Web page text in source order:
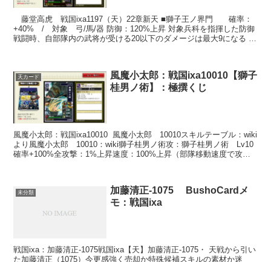
藤堂高虎 戦国ixa1197（天）22章新天 ■獅子王ノ界門 確率：
+40% / 対象 弓/馬/器 防御：120%上昇 対象兵科を指揮した防御
戦闘時、自部隊内の武将が受ける20以下のダメージは最大9になる ◆
天カード
風魔小太郎：戦国ixa10010【獅子
桂男ノ術】：極撰くじ
風魔小太郎：戦国ixa10010 風魔小太郎 10010スキルテーブル：wiki
より風魔小太郎 10010：wiki獅子桂男ノ術攻：獅子桂男ノ術 Lv10
確率+100%全攻撃：1%上昇速度：100%上昇（部隊移動速度で攻撃
未分類
加藤清正-1075 BushoCardメ
モ：戦国ixa
戦国ixa：加藤清正-1075戦国ixa【天】加藤清正-1075・ 天戦から引い
た加藤清正（1075）今更感強く売却か特殊候補スキルの素材か迷